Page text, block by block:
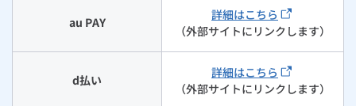
ガス栓の増設 プラスライン
ルームエアコン
エコキュート
ハウスクリーニング
ガス・電気をセットでご契約の場合
au PAY
詳細はこちら
（外部サイトにリンクします）
d払い
詳細はこちら
（外部サイトにリンクします）